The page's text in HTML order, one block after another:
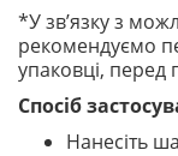
*У зв’язку з
рекомендуємо
упаковці, перед
Спосіб
Нанесіть